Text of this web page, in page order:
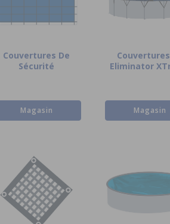
Couvertures De
Sécurité
Magasin
Eliminator
Magasin